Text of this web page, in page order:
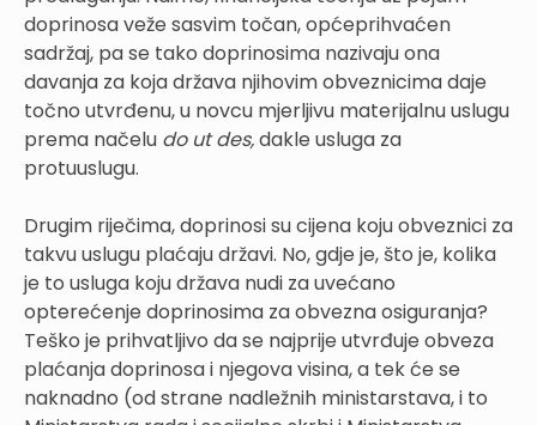
doprinosa veže sasvim točan, općeprihvaćen
sadržaj, pa se tako doprinosima nazivaju ona
davanja za koja država njihovim obveznicima daje
točno utvrđenu, u novcu mjerljivu materijalnu uslugu
prema načelu do ut des,dakle usluga za
protuuslugu.
Drugim riječima, doprinosi su cijena koju obveznici za
takvu uslugu plaćaju državi. No, gdje je, što je, kolika
je to usluga koju država nudi za uvećano
opterećenje doprinosima za obvezna osiguranja?
Teško je prihvatljivo da se najprije utvrđuje obveza
plaćanja doprinosa i njegova visina, a tek će se
naknadno (od strane nadležnih ministarstava, i to